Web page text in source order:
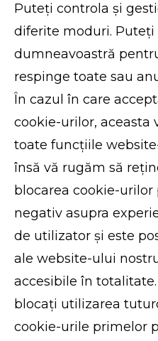
Puteți controla și
diferite moduri. Puteți
dumneavoastră
respinge toate sau
În cazul în care
cookie-urilor, aceasta
toate funcțiile
însă vă rugăm să
blocarea cookie-
negativ asupra
de utilizator și este
ale website-ului
accesibile în
blocați utilizarea
cookie-urile primelor